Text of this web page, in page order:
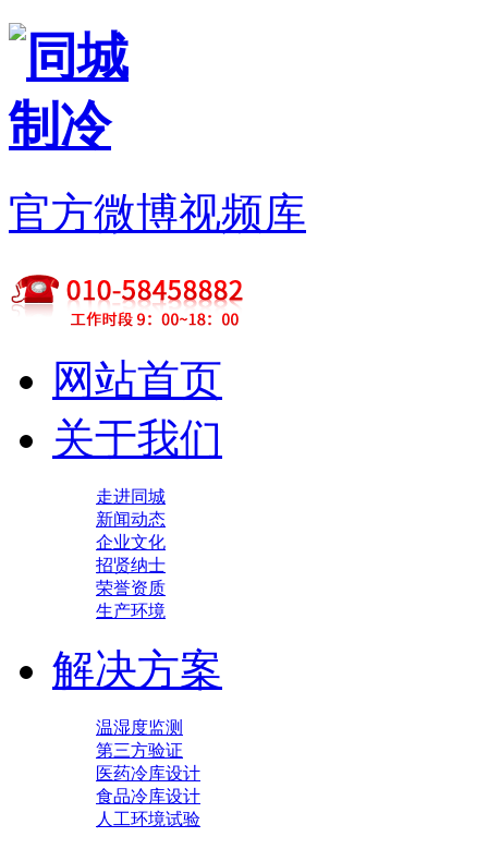
官方微博视频库
网站首页
关于我们
走进同城
新闻动态
企业文化
招贤纳士
荣誉资质
生产环境
解决方案
温湿度监测
第三方验证
医药冷库设计
食品冷库设计
人工环境试验